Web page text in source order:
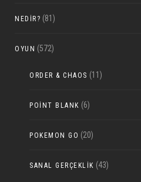
NEDIR? (81)
OYUN (572)
ORDER & CHAOS (11)
POINT BLANK (6)
POKEMON GO (20)
SANAL GERÇEKLIK (43)